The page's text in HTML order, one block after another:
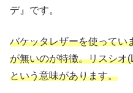
デ』です。
バケッタレザーを使ってい
が無いのが特徴。リスシオ
という意味があります。